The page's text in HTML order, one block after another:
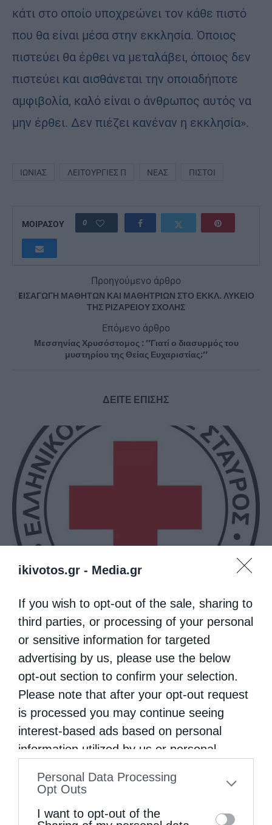
ikivotos.gr - Media.gr
If you wish to opt-out of the sale, sharing to
third parties, or processing of your personal
or sensitive information for targeted
advertising by us, please use the below
opt-out section to confirm your selection.
Please note that after your opt-out request
is processed you may continue seeing
interest-based ads based on personal
information utilized by us or personal
to your opt-out. You may separately opt-out
information by third parties on the IAB’s list
Personal Data Processing
Opt Outs
I want to opt-out of the
κάτι στο οποίο υποχρεώνει τον κάθε πιστό
που θα είναι μέσα στην εκκλησία. Όποιος
πιστεύει θα έρθει να μεταλάβει, όποιος δεν
πιστεύει και αισθάνεται την οποιαδήποτε
αμφιβολία, καλό είναι ο άνθρωπος αυτός να
μην έρθει. Δεν πιέζει κανέναν η εκκλησία».
ΙΩΝΊΑΣ ΛΕΙΤΟΥΡΓΊΕΣ Π ΝΕΑΣ ΠΙΣΤΟΊ
ΜΟΙΡΑΣΟΥ 0
Προηγούμενο άρθρο
EΙΣΑΓΩΓΗ ΜΑΘΗΤΩΝ ΚΑΙ ΜΑΘΗΤΡΙΩΝ ΣΤΟ ΕΚΚΛ. ΛΥΚΕΙΟ
ΤΗΣ ΡΙΖΑΡΕΙΟΥ ΣΧΟΛΗΣ
Επόμενο άρθρο
Μεσσηνίας Χρυσόστομος : ’’Γιατί ο διασυρμός του
μυστηρίου της Θείας Ευχαριστίας;’’
ΔΕΙΤΕ ΕΠΙΣΗΣ
Η LEROY MERLIN στηρίζει τον Ελληνικό Ερυθρό
Σταυρό...
Η “Κιβωτός της Ορθοδοξίας” σε όλα τα περίπτερα